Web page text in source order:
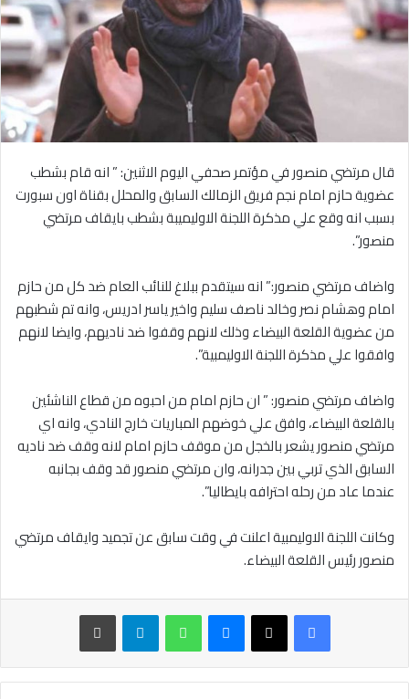
قال مرتضي منصور في مؤتمر صحفي اليوم الاثنين: ” انه قام بشطب
عضوية حازم امام نجم فريق الزمالك السابق والمحلل بقناة اون سبورت
بسبب انه وقع علي مذكرة اللجنة الاوليميبة بشطب بايقاف مرتضي
منصور”.
واضاف مرتضي منصور:” انه سيتقدم ببلاغ للنائب العام ضد كل من حازم
امام وهشام نصر وخالد ناصف سليم واخير ياسر ادريس، وانه تم شطبهم
من عضوية القلعة البيضاء وذلك لانهم وقفوا ضد ناديهم، وايضا لانهم
وافقوا علي مذكرة اللجنة الاوليمبية”.
واضاف مرتضي منصور: ” ان حازم امام من احبوه من قطاع الناشئين
بالقلعة البيضاء، وافق علي خوضهم المباريات خارج النادي، وانه اي
مرتضي منصور يشعر بالخجل من موقف حازم امام لانه وقف ضد ناديه
السابق الذي تربي بين جدرانه، وان مرتضي منصور قد وقف بجانبه
عندما عاد من رحله احترافه بايطاليا”.
وكانت اللجنة الاوليمبية اعلنت في وقت سابق عن تجميد وايقاف مرتضي
منصور رئيس القلعة البيضاء.
ماسنجر واتساب تيلقرام